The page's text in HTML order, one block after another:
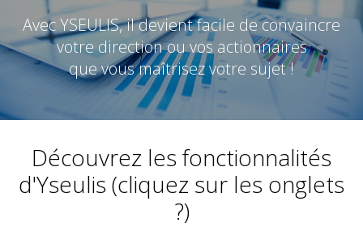
Avec YSEULIS, il devient facile de convaincre
votre direction ou vos actionnaires
que vous maîtrisez votre sujet !
Découvrez les fonctionnalités
d'Yseulis (cliquez sur les onglets
?)